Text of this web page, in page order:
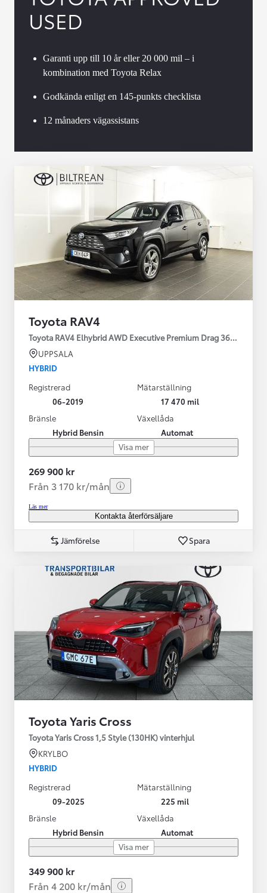
USED
Garanti upp till 10 år eller 20 000 mil – i
kombination med Toyota Relax
Godkända enligt en 145-punkts checklista
12 månaders vägassistans
Toyota RAV4
Toyota RAV4 Elhybrid AWD Executive Premium Drag 360-kamera
UPPSALA
HYBRID
Registrerad
06-2019
Mätarställning
17 470 mil
Bränsle
Hybrid Bensin
Växellåda
Automat
Visa mer
269 900 kr
Från 3 170 kr/mån
Läs mer
Kontakta återförsäljare
Jämförelse Spara
Toyota Yaris Cross
Toyota Yaris Cross 1,5 Style (130HK) vinterhjul
KRYLBO
HYBRID
Registrerad
09-2025
Mätarställning
225 mil
Bränsle
Hybrid Bensin
Växellåda
Automat
Visa mer
349 900 kr
Från 4 200 kr/mån